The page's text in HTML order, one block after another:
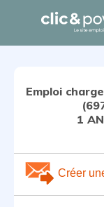
Emploi
1
Créer